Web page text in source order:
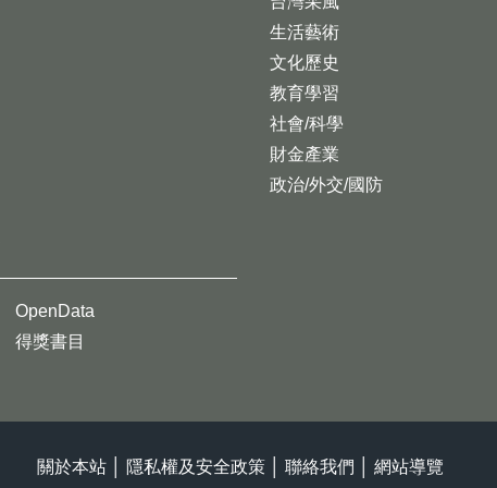
生活藝術
文化歷史
教育學習
社會/科學
財金產業
政治/外交/國防
OpenData
得獎書目
關於本站 隱私權及安全政策 聯絡我們 網站導覽